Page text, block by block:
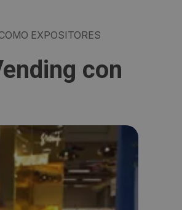
EXPOSITORES
con